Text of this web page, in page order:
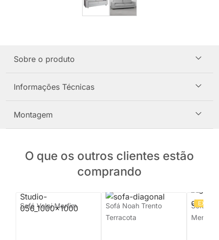
Sobre o produto
Informações Técnicas
Montagem
O que os outros clientes estão
comprando
Sofá Volpi Marfim
Sofá Noah Trento
Terracota
Sofá
Menta